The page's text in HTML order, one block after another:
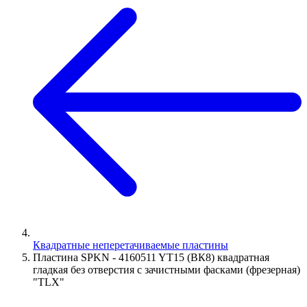
Квадратные неперетачиваемые пластины
Пластина SPKN - 4160511 YT15 (ВК8) квадратная
гладкая без отверстия с зачистными фасками (фрезерная)
"TLX"